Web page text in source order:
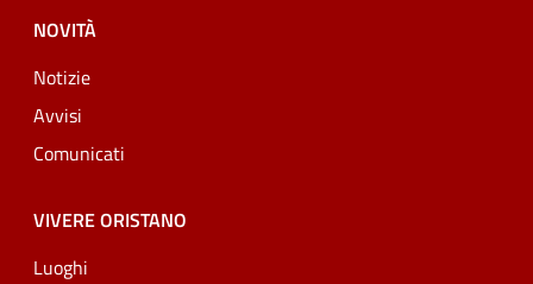
NOVITÀ
Notizie
Avvisi
Comunicati
VIVERE ORISTANO
Luoghi